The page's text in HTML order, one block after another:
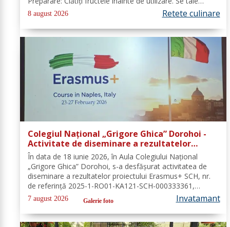
piersicile, nectarinele și caisele în felii subțiri. Stoarceți
lămâia și...
8 august 2026 Retete culinare
Colegiul Național „Grigore Ghica” Dorohoi -
Activitate de diseminare a rezultatelor
proiectului Erasmus+ SCH, 2025-1-RO01-KA121-
SCH-000333361
În data de 18 iunie 2026, în Aula Colegiului Național
„Grigore Ghica” Dorohoi, s-a desfășurat activitatea de
diseminare a rezultatelor proiectului Erasmus+ SCH, nr.
de referință 2025-1-RO01-KA121-SCH-000333361,
organizată de contabilul-șef, doamna Hrab Cristina, și
secretarul unității, doamna Alexa...
7 august 2026 Galerie foto Invatamant